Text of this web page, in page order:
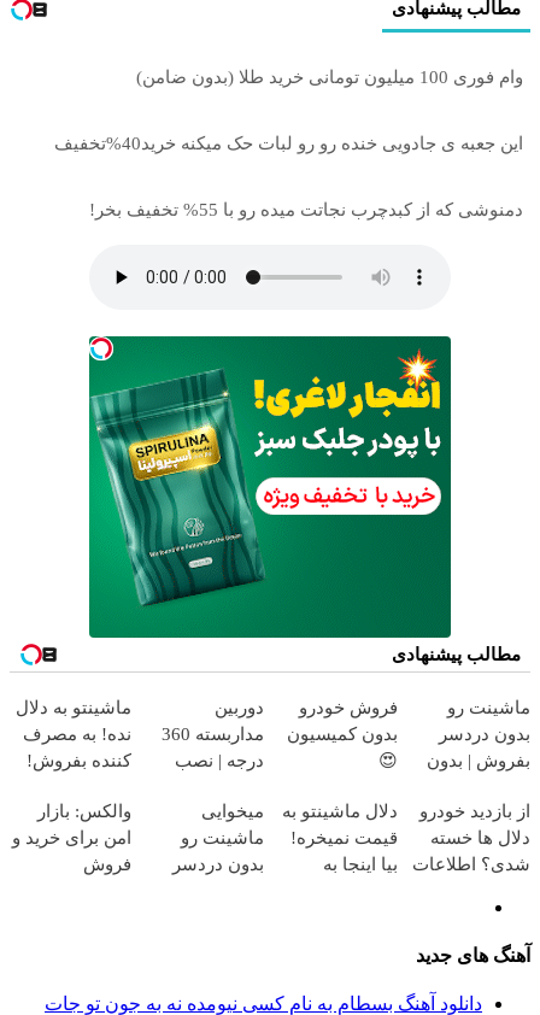
مطالب پیشنهادی
وام فوری 100 میلیون تومانی خرید طلا (بدون ضامن)
این جعبه ی جادویی خنده رو رو لبات حک میکنه خرید40%تخفیف
دمنوشی که از کبدچرب نجاتت میده رو با 55% تخفیف بخر!
مطالب پیشنهادی
ماشینت رو
بدون دردسر
بفروش | بدون
فروش خودرو
بدون کمیسیون
😍
دوربین
مداربسته 360
درجه | نصب
ماشینتو به دلال
نده! به مصرف
کننده بفروش!
یک تماس
از بازدید خودرو
دلال ها خسته
شدی؟ اطلاعات
اینجا ثبت کن
دلال ماشینتو به
قیمت نمیخره!
بیا اینجا به
میخوایی
ماشینت رو
بدون دردسر
والکس: بازار
امن برای خرید و
فروش
آهنگ های جدید
دانلود آهنگ بسطام به نام کسی نیومده نه به جون تو جات